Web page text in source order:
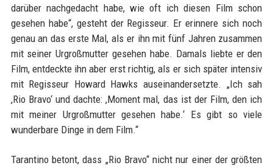
darüber nachgedacht habe, wie oft ich diesen Film schon
gesehen habe“, gesteht der Regisseur. Er erinnere sich noch
genau an das erste Mal, als er ihn mit fünf Jahren zusammen
mit seiner Urgroßmutter gesehen habe. Damals liebte er den
Film, entdeckte ihn aber erst richtig, als er sich später intensiv
mit Regisseur Howard Hawks auseinandersetzte. „Ich sah
,Rio Bravo‘ und dachte: ,Moment mal, das ist der Film, den ich
mit meiner Urgroßmutter gesehen habe.‘ Es gibt so viele
wunderbare Dinge in dem Film.“
Tarantino betont, dass „Rio Bravo“ nicht nur einer der größten